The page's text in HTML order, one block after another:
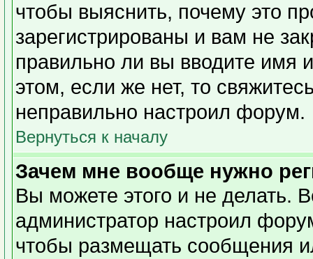
чтобы выяснить, почему это
зарегистрированы и вам не
правильно ли вы вводите
этом, если же нет, то
неправильно настроил форум.
Вернуться к началу
Зачем мне вообще нужно
Вы можете этого и не делать.
администратор настроил
чтобы размещать сообщения